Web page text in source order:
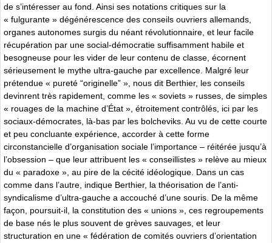
de s’intéresser au fond. Ainsi ses notations critiques sur la
« fulgurante » dégénérescence des conseils ouvriers allemands,
organes autonomes surgis du néant révolutionnaire, et leur facile
récupération par une social-démocratie suffisamment habile et
besogneuse pour les vider de leur contenu de classe, écornent
sérieusement le mythe ultra-gauche par excellence. Malgré leur
prétendue « pureté “originelle” », nous dit Berthier, les conseils
devinrent très rapidement, comme les « soviets » russes, de simples
« rouages de la machine d’État », étroitement contrôlés, ici par les
sociaux-démocrates, là-bas par les bolcheviks. Au vu de cette courte
et peu concluante expérience, accorder à cette forme
circonstancielle d’organisation sociale l’importance – réitérée jusqu’à
l’obsession – que leur attribuent les « conseillistes » relève au mieux
du « paradoxe », au pire de la cécité idéologique. Dans un cas
comme dans l’autre, indique Berthier, la théorisation de l’anti-
syndicalisme d’ultra-gauche a accouché d’une souris. De la même
façon, poursuit-il, la constitution des « unions », ces regroupements
de base nés le plus souvent de grèves sauvages, et leur
structuration en une « fédération de comités ouvriers d’orientation